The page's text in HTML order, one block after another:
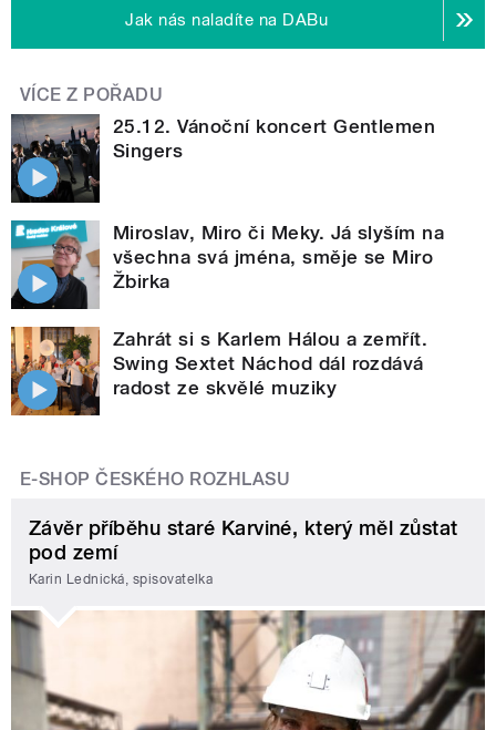
Jak nás naladíte na DABu
VÍCE Z POŘADU
25.12. Vánoční koncert Gentlemen
Singers
Miroslav, Miro či Meky. Já slyším na
všechna svá jména, směje se Miro
Žbirka
Zahrát si s Karlem Hálou a zemřít.
Swing Sextet Náchod dál rozdává
radost ze skvělé muziky
E-SHOP ČESKÉHO ROZHLASU
Závěr příběhu staré Karviné, který měl zůstat
pod zemí
Karin Lednická, spisovatelka